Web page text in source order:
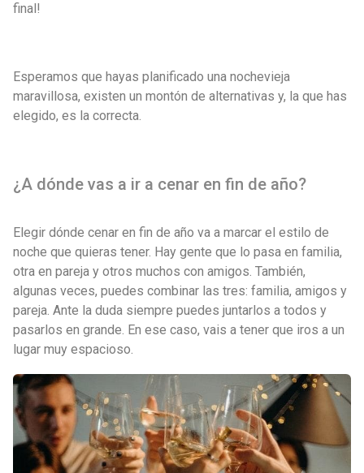
final!
Esperamos que hayas planificado una nochevieja
maravillosa, existen un montón de alternativas y, la que has
elegido, es la correcta.
¿A dónde vas a ir a cenar en fin de año?
Elegir dónde cenar en fin de año va a marcar el estilo de
noche que quieras tener. Hay gente que lo pasa en familia,
otra en pareja y otros muchos con amigos. También,
algunas veces, puedes combinar las tres: familia, amigos y
pareja. Ante la duda siempre puedes juntarlos a todos y
pasarlos en grande. En ese caso, vais a tener que iros a un
lugar muy espacioso.